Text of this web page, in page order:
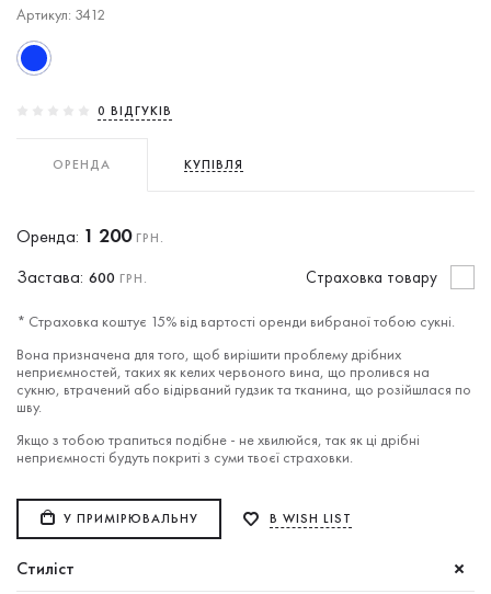
Артикул: 3412
0 ВIДГУКIВ
ОРЕНДА КУПІВЛЯ
Оренда: 1 200ГРН.
Застава: 600 ГРН. Cтраховка товару
* Страховка коштує 15% від вартості оренди вибраної тобою сукні.
Вона призначена для того, щоб вирішити проблему дрібних
неприємностей, таких як келих червоного вина, що пролився на
сукню, втрачений або відірваний гудзик та тканина, що розійшлася по
шву.
Якщо з тобою трапиться подібне - не хвилюйся, так як ці дрібні
неприємності будуть покриті з суми твоєї страховки.
У ПРИМІРЮВАЛЬНУ В WISH LIST
Стиліст